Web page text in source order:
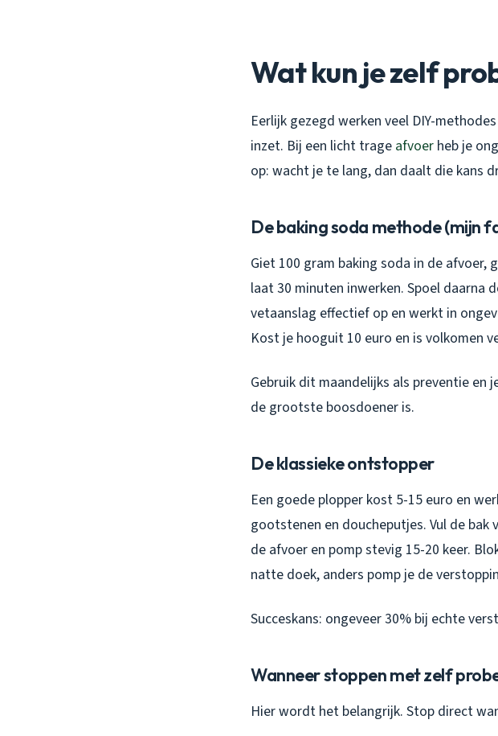
Wat kun je zelf
Eerlijk gezegd werken veel DIY-
inzet. Bij een licht trage afvoer heb je
op: wacht je te lang, dan daalt die kans
De baking soda methode (mijn
Giet 100 gram baking soda in de afvoer,
laat 30 minuten inwerken. Spoel daarna
vetaanslag effectief op en werkt in
Kost je hooguit 10 euro en is volkomen
Gebruik dit maandelijks als preventie en
de grootste boosdoener is.
De klassieke ontstopper
Een goede plopper kost 5-15 euro en
gootstenen en doucheputjes. Vul de
de afvoer en pomp stevig 15-20 keer.
natte doek, anders pomp je de
Succeskans: ongeveer 30% bij echte
Wanneer stoppen met zelf
Hier wordt het belangrijk. Stop direct